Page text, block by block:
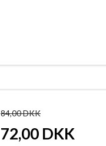
84,00 DKK
72,00 DKK